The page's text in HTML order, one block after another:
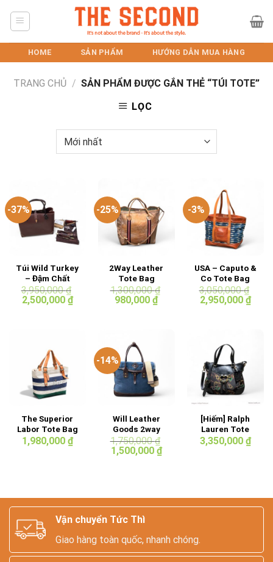
HOME SẢN PHẨM HƯỚNG DẪN MUA HÀNG
TRANG CHỦ / SẢN PHẨM ĐƯỢC GẮN THẺ “TÚI TOTE”
LỌC
-37%
Túi Wild Turkey
– Đậm Chất
Hoang Dã Cho
Dân Chơi Đồ Da
3,950,000₫
Giá
gốc
2,500,000 ₫Giá
hiện
-25%
2Way Leather
Tote Bag
1,300,000₫
Giá
gốc
980,000₫Giá
hiện
-3%
USA – Caputo &
Co Tote Bag
3,050,000₫
Giá
gốc
2,950,000 ₫Giá
hiện
The Superior
Labor Tote Bag
1,980,000 ₫
-14%
Will Leather
Goods 2way
Tote Bag
1,750,000₫
Giá
gốc
1,500,000 ₫Giá
hiện
[Hiếm] Ralph
Lauren Tote
Bag
3,350,000 ₫
Vận chuyển Tức Thì
Giao hàng toàn quốc, nhanh chóng.